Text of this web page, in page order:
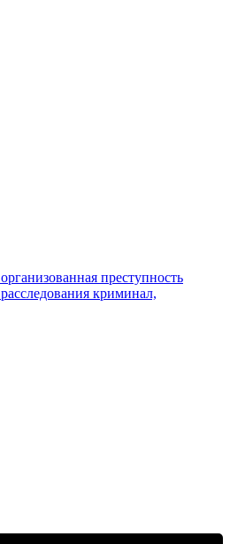
организованная преступность
расследования криминал,